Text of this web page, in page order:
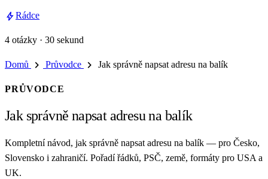
boltRádce
4 otázky · 30 sekund
Domů chevron_right Průvodce chevron_right Jak správně napsat adresu na balík
PRŮVODCE
Jak správně napsat adresu na balík
Kompletní návod, jak správně napsat adresu na balík — pro Česko,
Slovensko i zahraničí. Pořadí řádků, PSČ, země, formáty pro USA a
UK.